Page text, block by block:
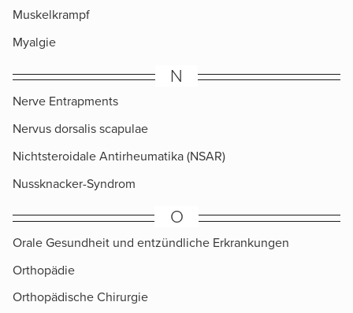
Muskelkrampf
Myalgie
N
Nerve Entrapments
Nervus dorsalis scapulae
Nichtsteroidale Antirheumatika (NSAR)
Nussknacker-Syndrom
O
Orale Gesundheit und entzündliche Erkrankungen
Orthopädie
Orthopädische Chirurgie